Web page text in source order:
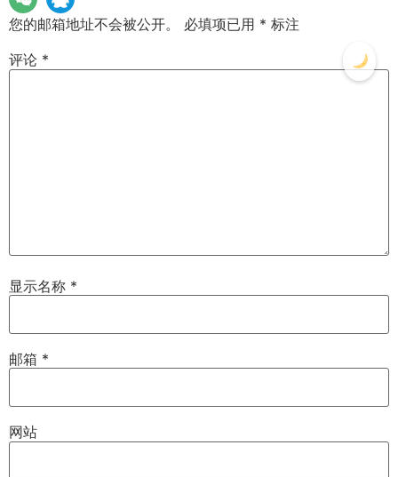
您的邮箱地址不会被公开。 必填项已用 * 标注
评论 *
显示名称 *
邮箱 *
网站